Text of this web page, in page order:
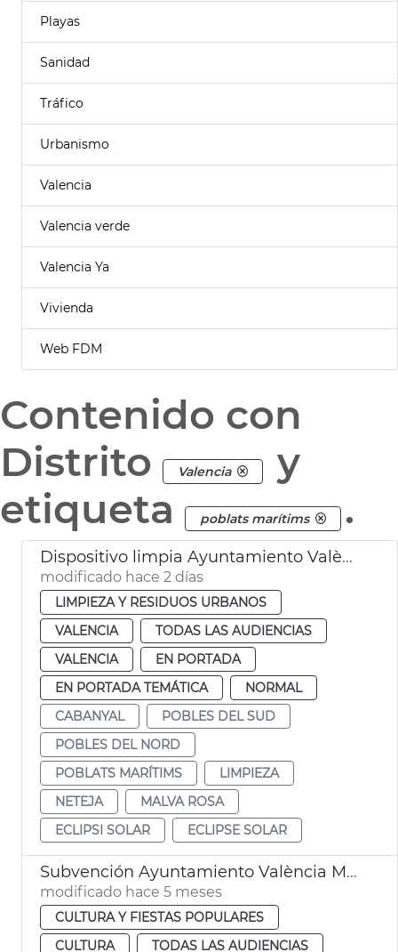
Playas
Sanidad
Tráfico
Urbanismo
Valencia
Valencia verde
Valencia Ya
Vivienda
Web FDM
Contenido con
Distrito
Valencia
y
etiqueta
poblats marítims .
Dispositivo limpia Ayuntamiento València eclipse solar
modificado hace 2 días
LIMPIEZA Y RESIDUOS URBANOS
VALENCIA
TODAS LAS AUDIENCIAS
VALENCIA
EN PORTADA
EN PORTADA TEMÁTICA
NORMAL
CABANYAL
POBLES DEL SUD
POBLES DEL NORD
POBLATS MARÍTIMS
LIMPIEZA
NETEJA
MALVA ROSA
ECLIPSI SOLAR
ECLIPSE SOLAR
Subvención Ayuntamiento València Moros y Cristianos Marítimo
modificado hace 5 meses
CULTURA Y FIESTAS POPULARES
CULTURA
TODAS LAS AUDIENCIAS